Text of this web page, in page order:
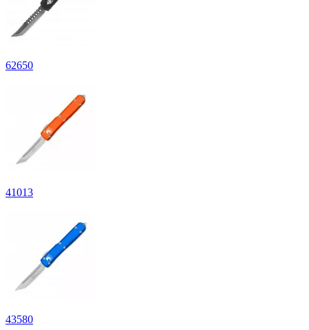
62650
41013
43580